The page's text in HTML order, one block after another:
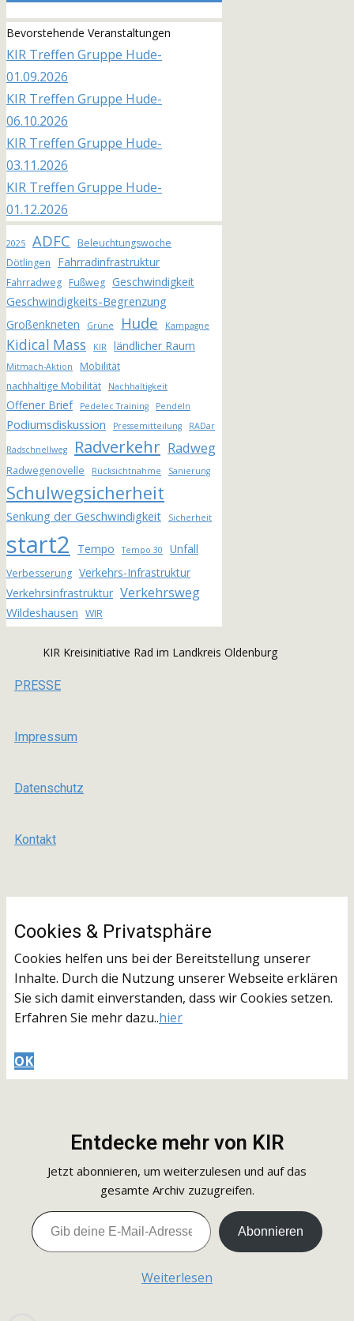
Bevorstehende Veranstaltungen
KIR Treffen Gruppe Hude-
01.09.2026
KIR Treffen Gruppe Hude-
06.10.2026
KIR Treffen Gruppe Hude-
03.11.2026
KIR Treffen Gruppe Hude-
01.12.2026
2025 ADFC
Beleuchtungswoche
Dötlingen
Fahrradinfrastruktur
Fahrradweg Fußweg Geschwindigkeit
Geschwindigkeits-Begrenzung
Großenkneten Grüne Hude Kampagne
Kidical Mass KIR ländlicher Raum
Mitmach-Aktion
Mobilität
nachhaltige Mobilität
Nachhaltigkeit
Offener Brief Pedelec Training Pendeln
Podiumsdiskussion Pressemitteilung RADar
Radschnellweg Radverkehr Radweg
Radwegenovelle Rücksichtnahme Sanierung
Schulwegsicherheit
Senkung der Geschwindigkeit Sicherheit
start2 Tempo Tempo 30 Unfall
Verbesserung Verkehrs-Infrastruktur
Verkehrsinfrastruktur Verkehrsweg
Wildeshausen WIR
KIR Kreisinitiative Rad im Landkreis Oldenburg
PRESSE
Impressum
Datenschutz
Kontakt
Cookies & ​Privatsphäre
Cookies helfen uns bei der Bereitstellung unserer
Inhalte. Durch die Nutzung unserer Webseite erklären
Sie sich damit einverstanden, dass wir Cookies setzen.
Erfahren Sie mehr dazu..hier
OK
Entdecke mehr von KIR
Jetzt abonnieren, um weiterzulesen und auf das
gesamte Archiv zuzugreifen.
Gib deine E-Mail-Adresse ein ...
Abonnieren
Weiterlesen